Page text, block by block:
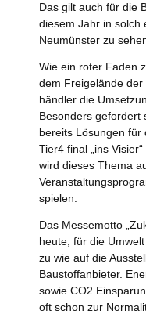
Das gilt auch für die
diesem Jahr in solch
Neumünster zu
Wie ein roter Faden
dem Freigelände
händler die
Besonders gefordert
bereits Lösungen für
Tier4 final „ins
wird dieses Thema
spielen.
Das Messemotto
heute, für die
zu wie auf die
Baustoffanbieter.
sowie CO2
oft schon zur